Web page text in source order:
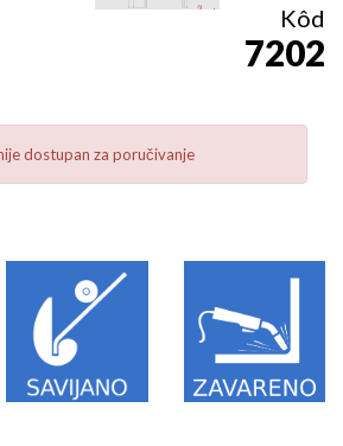
Kôd
7202
dostupan za poručivanje